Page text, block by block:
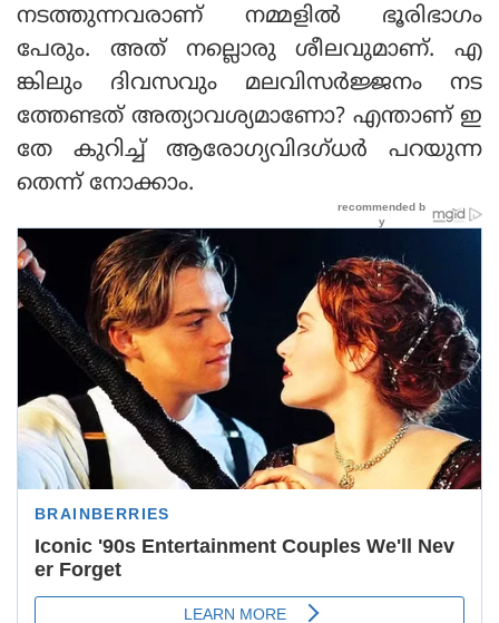
നടത്തുന്നവരാണ് നമ്മളിൽ ഭൂരിഭാഗം
പേരും. അത് നല്ലൊരു ശീലവുമാണ്. എ
ങ്കിലും ദിവസവും മലവിസർജ്ജനം നട
ത്തേണ്ടത് അത്യാവശ്യമാണോ? എന്താണ് ഇ
തേ കുറിച്ച് ആരോഗ്യവിദഗ്ധർ പറയുന്ന
തെന്ന് നോക്കാം.